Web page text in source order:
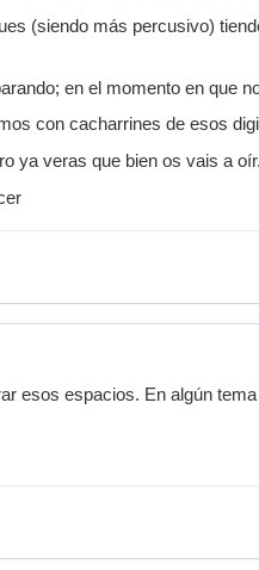
(siendo más percusivo)
en el momento en que
con cacharrines de esos
ya veras que bien os vais a oír.
esos espacios. En algún